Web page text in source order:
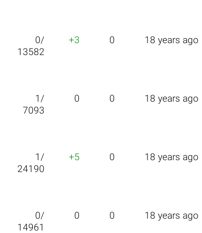
0/
13582
+3 0 18 years ago
1/
7093
0 0 18 years ago
1/
24190
+5 0 18 years ago
0/
14961
0 0 18 years ago